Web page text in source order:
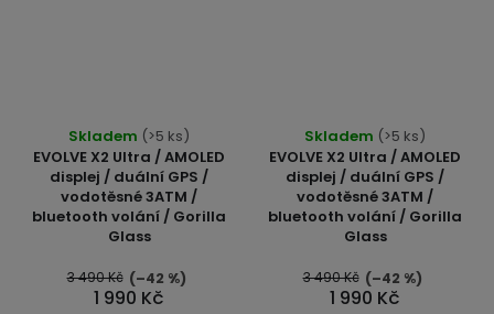
EVOLVE X2 Ultra / AMOLED
displej / duální GPS /
vodotěsné 3ATM /
bluetooth volání / Gorilla
Glass
Skladem (>5 ks)
1 990 Kč
3 490 Kč (–42 %)
EVOLVE X2 Ultra / AMOLED
displej / duální GPS /
vodotěsné 3ATM /
bluetooth volání / Gorilla
Glass
Skladem (>5 ks)
1 990 Kč
3 490 Kč (–42 %)